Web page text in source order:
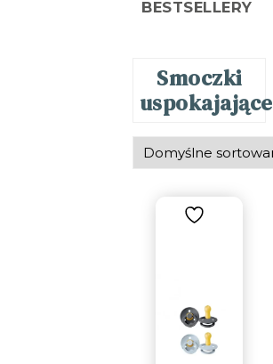
BESTSELLERY
Smoczki
uspokajające